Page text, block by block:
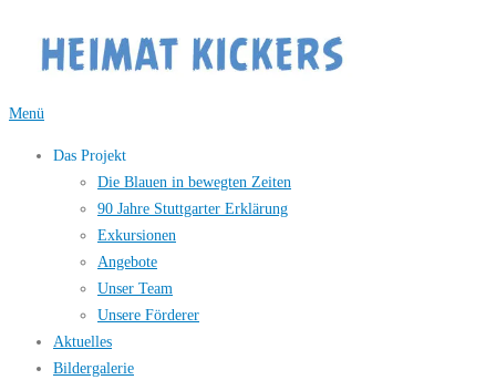
Inhalt
springen
Menü
Das Projekt
Die Blauen in bewegten Zeiten
90 Jahre Stuttgarter Erklärung
Exkursionen
Angebote
Unser Team
Unsere Förderer
Aktuelles
Bildergalerie